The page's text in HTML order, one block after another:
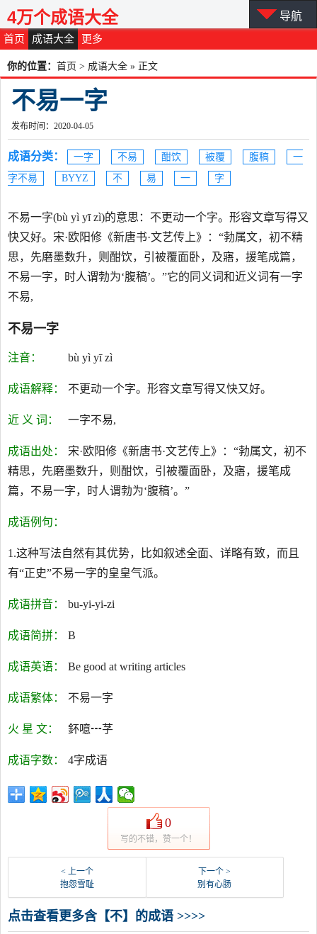
首页 成语大全 更多
4万个成语大全 导航
你的位置： 首页 > 成语大全 » 正文
不易一字
发布时间：2020-04-05
成语分类： 一字 不易 酣饮 被覆 腹稿
一
字不易
BYYZ 不 易 一 字
不易一字(bù yì yī zì)的意思：不更动一个字。形容文章写得又
快又好。宋·欧阳修《新唐书·文艺传上》：“勃属文，初不精
思，先磨墨数升，则酣饮，引被覆面卧，及寤，援笔成篇，
不易一字，时人谓勃为‘腹稿’。”它的同义词和近义词有一字
不易,
不易一字
注音： bù yì yī zì
成语解释： 不更动一个字。形容文章写得又快又好。
近 义 词： 一字不易,
成语出处：
宋·欧阳修《新唐书·文艺传上》：“勃属文，初不
精思，先磨墨数升，则酣饮，引被覆面卧，及寤，援笔成
篇，不易一字，时人谓勃为‘腹稿’。”
成语例句：
1.这种写法自然有其优势，比如叙述全面、详略有致，而且
有“正史”不易一字的皇皇气派。
成语拼音： bu-yi-yi-zi
成语简拼： B
成语英语： Be good at writing articles
成语繁体： 不易一字
火 星 文： 鈈噫┅芓
成语字数： 4字成语
0
写的不错，赞一个！
< 上一个
抱怨雪耻
下一个 >
别有心肠
点击查看更多含【不】的成语 >>>>